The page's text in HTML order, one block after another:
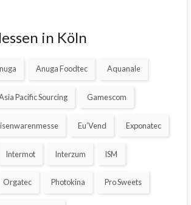
in Köln
Anuga Foodtec Aquanale
Pacific Sourcing Gamescom
Eu’Vend Exponatec
Intermot Interzum ISM
Orgatec Photokina Pro Sweets